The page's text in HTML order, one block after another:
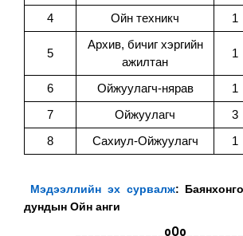
4
Ойн техникч 1
5
Архив, бичиг хэргийн
ажилтан
1
6 Ойжуулагч-нярав 1
7
Ойжуулагч 3
8
Сахиул-Ойжуулагч 1
Мэдээллийн эх сурвалж:
дундын Ойн анги